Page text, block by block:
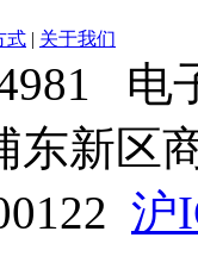
式 | 关于我们
电
东新区
沪